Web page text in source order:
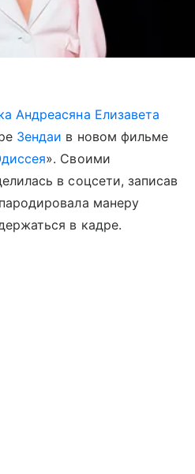
Андреасяна Елизавета
Зендаи в новом фильме
». Своими
в соцсети, записав
манеру
в кадре.